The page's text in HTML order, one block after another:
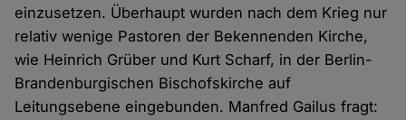
einzusetzen. Überhaupt wurden nach dem Krieg nur
relativ wenige Pastoren der Bekennenden Kirche,
wie Heinrich Grüber und Kurt Scharf, in der Berlin-
Brandenburgischen Bischofskirche auf
Leitungsebene eingebunden. Manfred Gailus fragt: